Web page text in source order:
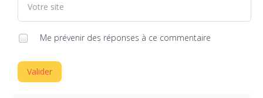
Me prévenir des réponses à ce commentaire
Valider